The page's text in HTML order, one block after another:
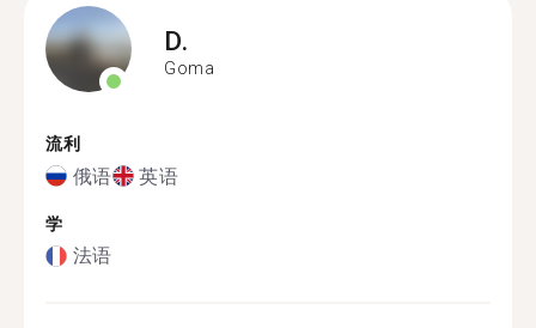
D.
Goma
流利
俄语 英语
学
法语